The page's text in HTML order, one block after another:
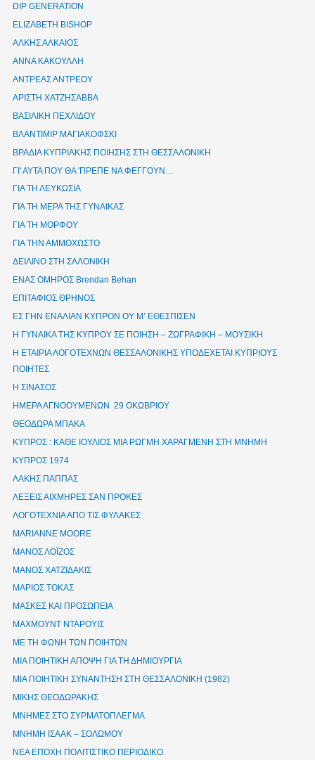
DIP GENERATION
ELIZABETH BISHOP
ΑΛΚΗΣ ΑΛΚΑΙΟΣ
ΑΝΝΑ ΚΑΚΟΥΛΛΗ
ΑΝΤΡΕΑΣ ΑΝΤΡΕΟΥ
ΑΡΙΣΤΗ ΧΑΤΖΗΣΑΒΒΑ
ΒΑΣΙΛΙΚΗ ΠΕΧΛΙΔΟΥ
ΒΛΑΝΤΙΜΙΡ ΜΑΓΙΑΚΟΦΣΚΙ
ΒΡΑΔΙΑ ΚΥΠΡΙΑΚΗΣ ΠΟΙΗΣΗΣ ΣΤΗ ΘΕΣΣΑΛΟΝΙΚΗ
ΓΙ' ΑΥΤΑ ΠΟΥ ΘΑ 'ΠΡΕΠΕ ΝΑ ΦΕΓΓΟΥΝ…
ΓΙΑ ΤΗ ΛΕΥΚΩΣΙΑ
ΓΙΑ ΤΗ ΜΕΡΑ ΤΗΣ ΓΥΝΑΙΚΑΣ
ΓΙΑ ΤΗ ΜΟΡΦΟΥ
ΓΙΑ ΤΗΝ ΑΜΜΟΧΩΣΤΟ
ΔΕΙΛΙΝΟ ΣΤΗ ΣΑΛΟΝΙΚΗ
ΕΝΑΣ ΟΜΗΡΟΣ Brendan Behan
ΕΠΙΤΑΦΙΟΣ ΘΡΗΝΟΣ
ΕΣ ΓΗΝ ΕΝΑΛΙΑΝ ΚΥΠΡΟΝ ΟΥ Μ’ ΕΘΕΣΠΙΣΕΝ
Η ΓΥΝΑΙΚΑ ΤΗΣ ΚΥΠΡΟΥ ΣΕ ΠΟΙΗΣΗ – ΖΩΓΡΑΦΙΚΗ – ΜΟΥΣΙΚΗ
Η ΕΤΑΙΡΙΑ ΛΟΓΟΤΕΧΝΩΝ ΘΕΣΣΑΛΟΝΙΚΗΣ ΥΠΟΔΕΧΕΤΑΙ ΚΥΠΡΙΟΥΣ
ΠΟΙΗΤΕΣ
Η ΣΙΝΑΣΟΣ
ΗΜΕΡΑ ΑΓΝΟΟΥΜΕΝΩΝ 29 ΟΚΩΒΡΙΟΥ
ΘΕΟΔΩΡΑ ΜΠΑΚΑ
ΚΥΠΡΟΣ : ΚΑΘΕ ΙΟΥΛΙΟΣ ΜΙΑ ΡΩΓΜΗ ΧΑΡΑΓΜΕΝΗ ΣΤΗ ΜΝΗΜΗ
ΚΥΠΡΟΣ 1974
ΛΑΚΗΣ ΠΑΠΠΑΣ
ΛΕΞΕΙΣ ΑΙΧΜΗΡΕΣ ΣΑΝ ΠΡΟΚΕΣ
ΛΟΓΟΤΕΧΝΙΑ ΑΠΟ ΤΙΣ ΦΥΛΑΚΕΣ
ΜΑRIANNE MOORE
ΜΑΝΟΣ ΛΟΪΖΟΣ
ΜΑΝΟΣ ΧΑΤΖΙΔΑΚΙΣ
ΜΑΡΙΟΣ ΤΟΚΑΣ
ΜΑΣΚΕΣ ΚΑΙ ΠΡΟΣΩΠΕΙΑ
ΜΑΧΜΟΥΝΤ ΝΤΑΡΟΥΙΣ
ΜΕ ΤΗ ΦΩΝΗ ΤΩΝ ΠΟΙΗΤΩΝ
ΜΙΑ ΠΟΙΗΤΙΚΗ ΑΠΟΨΗ ΓΙΑ ΤΗ ΔΗΜΙΟΥΡΓΙΑ
ΜΙΑ ΠΟΙΗΤΙΚΗ ΣΥΝΑΝΤΗΣΗ ΣΤΗ ΘΕΣΣΑΛΟΝΙΚΗ (1982)
ΜΙΚΗΣ ΘΕΟΔΩΡΑΚΗΣ
ΜΝΗΜΕΣ ΣΤΟ ΣΥΡΜΑΤΟΠΛΕΓΜΑ
ΜΝΗΜΗ ΙΣΑΑΚ – ΣΟΛΩΜΟΥ
ΝΕΑ ΕΠΟΧΗ ΠΟΛΙΤΙΣΤΙΚΟ ΠΕΡΙΟΔΙΚΟ